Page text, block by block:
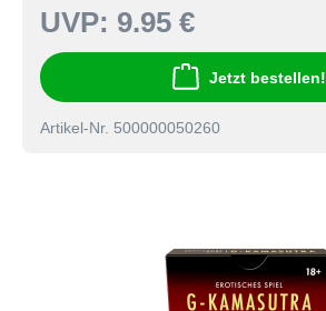
UVP: 9.95 €
Jetzt bestellen!
Artikel-Nr. 500000050260